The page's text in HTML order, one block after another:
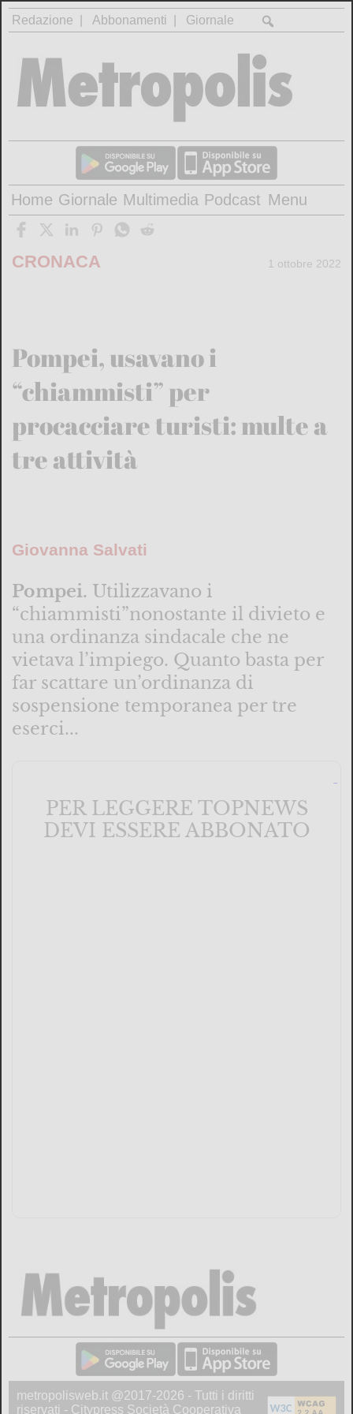
Redazione Abbonamenti Giornale
Home Giornale Multimedia Podcast Menu
CRONACA 1 ottobre 2022
Pompei, usavano i
“chiammisti” per
procacciare turisti: multe a
tre attività
Giovanna Salvati
Pompei. Utilizzavano i
“chiammisti”nonostante il divieto e
una ordinanza sindacale che ne
vietava l’impiego. Quanto basta per
far scattare un’ordinanza di
sospensione temporanea per tre
eserci...
PER LEGGERE TOPNEWS
DEVI ESSERE ABBONATO
metropolisweb.it @2017-2026 - Tutti i diritti
riservati - Citypress Società Cooperativa